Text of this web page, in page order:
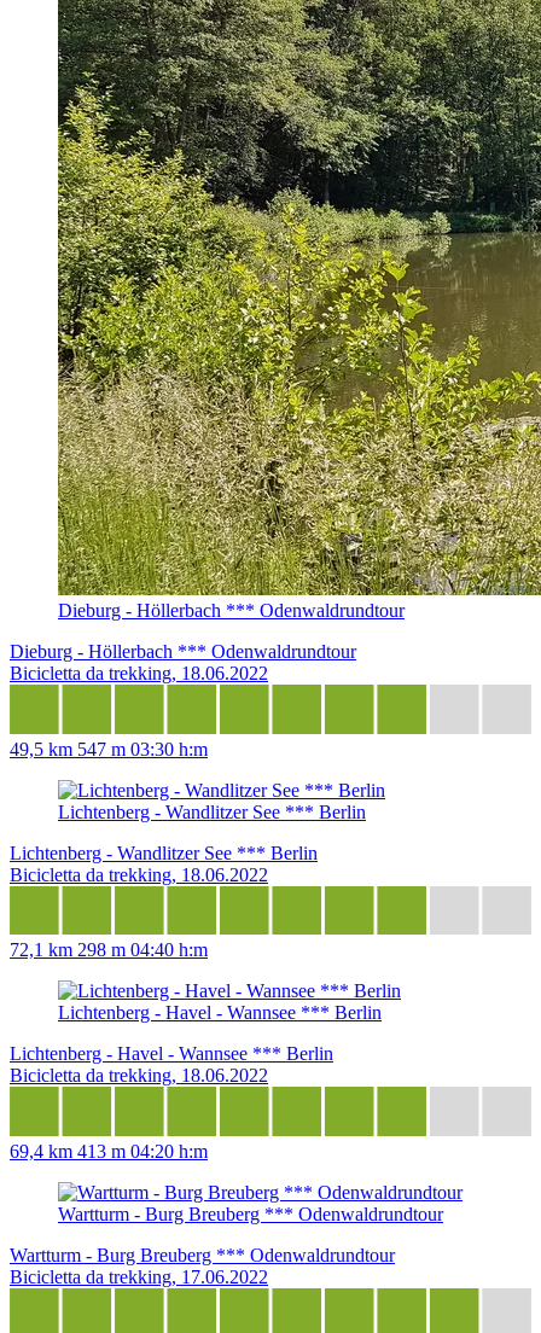
Dieburg - Höllerbach *** Odenwaldrundtour
Dieburg - Höllerbach *** Odenwaldrundtour
Bicicletta da trekking, 18.06.2022
49,5 km 547 m 03:30 h:m
Lichtenberg - Wandlitzer See *** Berlin
Lichtenberg - Wandlitzer See *** Berlin
Bicicletta da trekking, 18.06.2022
72,1 km 298 m 04:40 h:m
Lichtenberg - Havel - Wannsee *** Berlin
Lichtenberg - Havel - Wannsee *** Berlin
Bicicletta da trekking, 18.06.2022
69,4 km 413 m 04:20 h:m
Wartturm - Burg Breuberg *** Odenwaldrundtour
Wartturm - Burg Breuberg *** Odenwaldrundtour
Bicicletta da trekking, 17.06.2022